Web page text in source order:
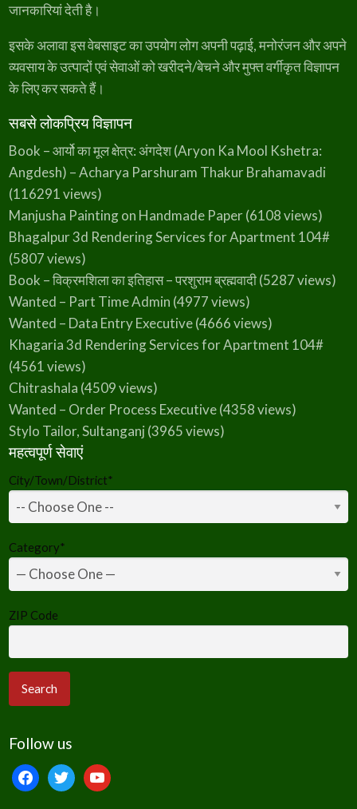
जानकारियां देती है।
इसके अलावा इस वेबसाइट का उपयोग लोग अपनी पढ़ाई, मनोरंजन और अपने
व्यवसाय के उत्पादों एवं सेवाओं को खरीदने/बेचने और मुफ्त वर्गीकृत विज्ञापन
के लिए कर सकते हैं।
सबसे लोकप्रिय विज्ञापन
Book – आर्यो का मूल क्षेत्र: अंगदेश (Aryon Ka Mool Kshetra:
Angdesh) – Acharya Parshuram Thakur Brahamavadi
(116291 views)
Manjusha Painting on Handmade Paper(6108 views)
Bhagalpur 3d Rendering Services for Apartment 104#
(5807 views)
Book – विक्रमशिला का इतिहास – परशुराम ब्रह्मवादी(5287 views)
Wanted – Part Time Admin (4977 views)
Wanted – Data Entry Executive(4666 views)
Khagaria 3d Rendering Services for Apartment 104#
(4561 views)
Chitrashala (4509 views)
Wanted – Order Process Executive(4358 views)
Stylo Tailor, Sultanganj (3965 views)
महत्वपूर्ण सेवाएं
City/Town/District*
Category*
ZIP Code
Follow us
facebooktwitteryoutube